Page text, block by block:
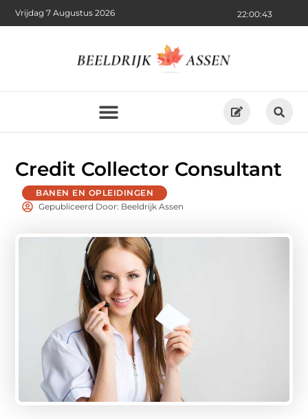
22:00:44
Vrijdag 7 Augustus 2026
Credit Collector Consultant
BANEN EN OPLEIDINGEN
Gepubliceerd Door: Beeldrijk Assen